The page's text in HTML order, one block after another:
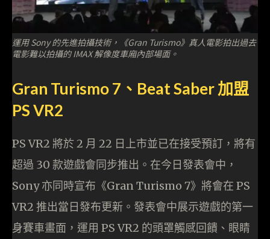
運用 Sony 的先進拍攝技術，《Gran Turismo》真人電影拍出過去
電影難以拍攝的 IMAX 解像度車廂內部場面。
Gran Turismo 7、Beat Saber 加盟
PS VR2
PS VR2 將於 2 月 22 日上市並已在接受預訂，將有
超過 30 款遊戲會同步推出。在今日發表會中，
Sony 亦同時宣布《Gran Turismo 7》將會在 PS
VR2 推出當日發布更新。發表會中展示遊戲的第一
身賽車畫面，運用 PS VR2 的頭罩觸感回饋、眼睛